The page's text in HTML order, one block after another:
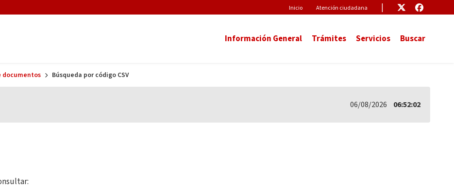
Pre-Header
Inicio Atención ciudadana EnlaceEnlace
Información General Trámites Servicios Buscar
documentos Búsqueda por código CSV
06/08/2026 06:52:02